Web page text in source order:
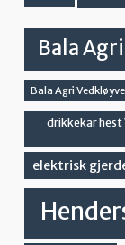
Bala
Bala Agri
drikkekar hest
elektrisk